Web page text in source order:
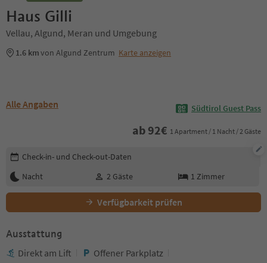
Haus Gilli
Vellau, Algund, Meran und Umgebung
1.6 kmvon Algund Zentrum Karte anzeigen
Alle Angaben Südtirol Guest Pass
ab 92€ 1 Apartment / 1 Nacht / 2 Gäste
Buchungsdetails bearbeiten
Check-in- und Check-out-Daten
Nacht
2 Gäste 1 Zimmer
Verfügbarkeit prüfen
Ausstattung
Direkt am Lift
Offener Parkplatz